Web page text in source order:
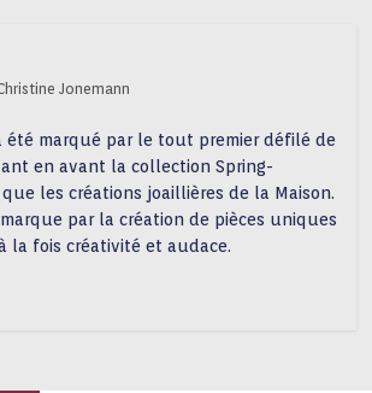
Jonemann
été marqué par le tout premier défilé de
en avant la collection Spring-
que les créations joaillières de la Maison.
par la création de pièces uniques
la fois créativité et audace.